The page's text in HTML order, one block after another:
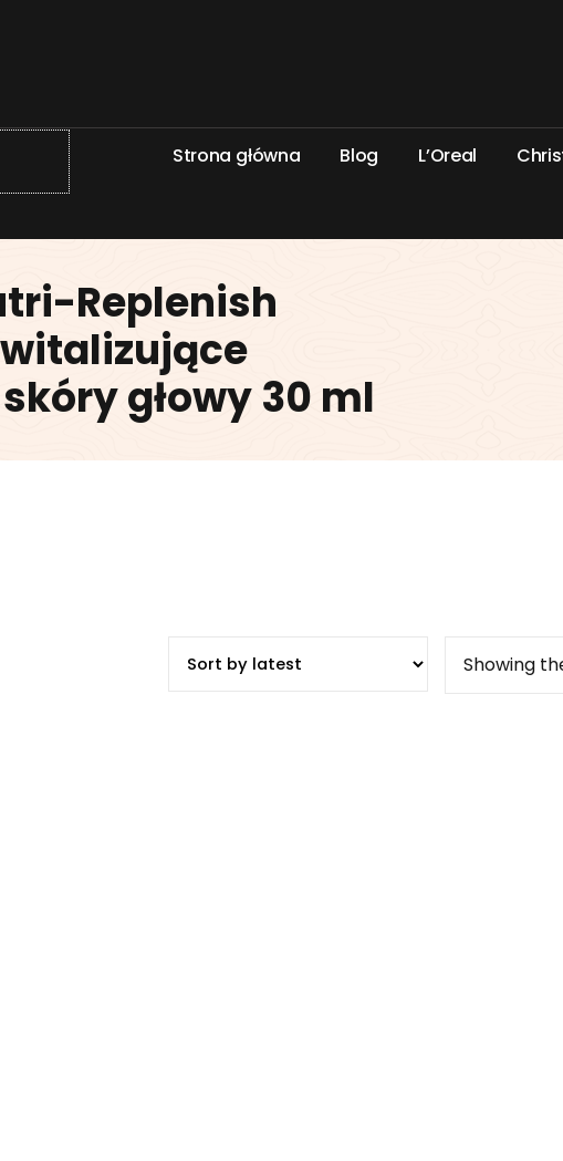
Strona główna Blog L’Oreal Chris
Replenish
głowy 30 ml
Showing